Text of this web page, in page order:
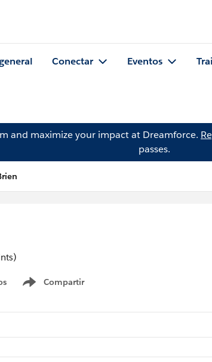
Conectar Eventos
and maximize your impact at Dreamforce.
passes.
Compartir
Show menu